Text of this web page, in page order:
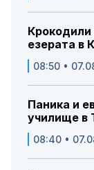
Крокодили
езерата в
08:50 •
Паника и
училище
08:40 •